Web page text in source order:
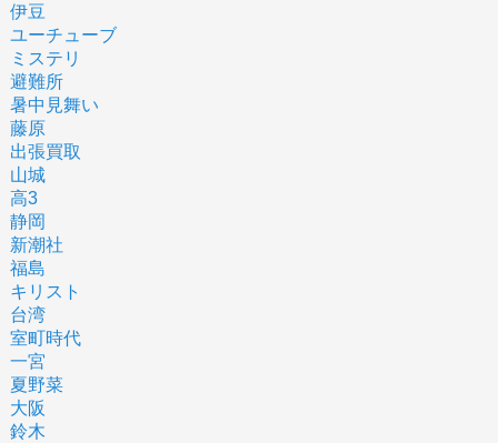
伊豆
ユーチューブ
ミステリ
避難所
暑中見舞い
藤原
出張買取
山城
高3
静岡
新潮社
福島
キリスト
台湾
室町時代
一宮
夏野菜
大阪
鈴木